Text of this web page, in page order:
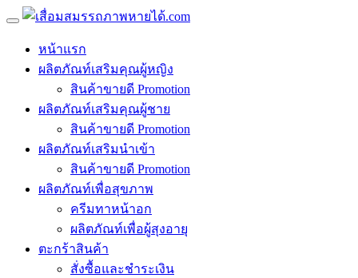
หน้าแรก
ผลิตภัณท์เสริมคุณผู้หญิง
สินค้าขายดี Promotion
ผลิตภัณท์เสริมคุณผู้ชาย
สินค้าขายดี Promotion
ผลิตภัณท์เสริมนำเข้า
สินค้าขายดี Promotion
ผลิตภัณท์เพื่อสุขภาพ
ครีมทาหน้าอก
ผลิตภัณท์เพื่อผู้สุงอายุ
ตะกร้าสินค้า
สั่งซื้อและชำระเงิน